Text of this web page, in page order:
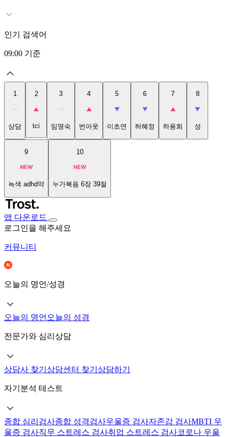
인기 검색어
09:00 기준
1
상담
2
tci
3
임명숙
4
번아웃
5
이초연
6
허혜정
7
하용희
8
성
9
녹색 adhd약
10
누가복음 6장 39절
앱 다운로드
로그인을 해주세요
커뮤니티
오늘의 명언/성경
오늘의 명언 오늘의 성경
전문가와 심리상담
상담사 찾기 상담센터 찾기 상담하기
자기분석 테스트
종합 심리검사종합 성격검사우울증 검사자존감 검사MBTI 우
울증 검사직무 스트레스 검사취업 스트레스 검사코로나 우울